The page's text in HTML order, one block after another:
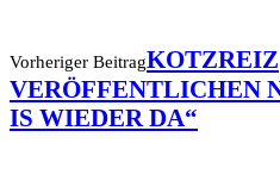
Vorheriger BeitragKOTZREIZ
VERÖFFENTLICHEN
IS WIEDER DA“